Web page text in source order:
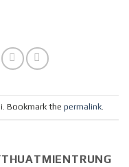
Bookmark the permalink.